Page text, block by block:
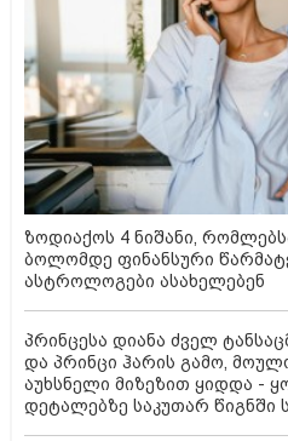
ზოდიაქოს 4 ნიშანი,
ბოლომდე ფინანსური
ასტროლოგები ასახელებენ
პრინცესა დიანა ძველ
და პრინცი ჰარის გამო,
აუხსნელი მიზეზით ყიდდა -
დეტალებზე საკუთარ წიგნში